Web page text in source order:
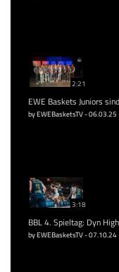
2:21
EWE Baskets Juniors
by EWEBasketsTV -
3:18
BBL 4. Spieltag: Dyn
by EWEBasketsTV -